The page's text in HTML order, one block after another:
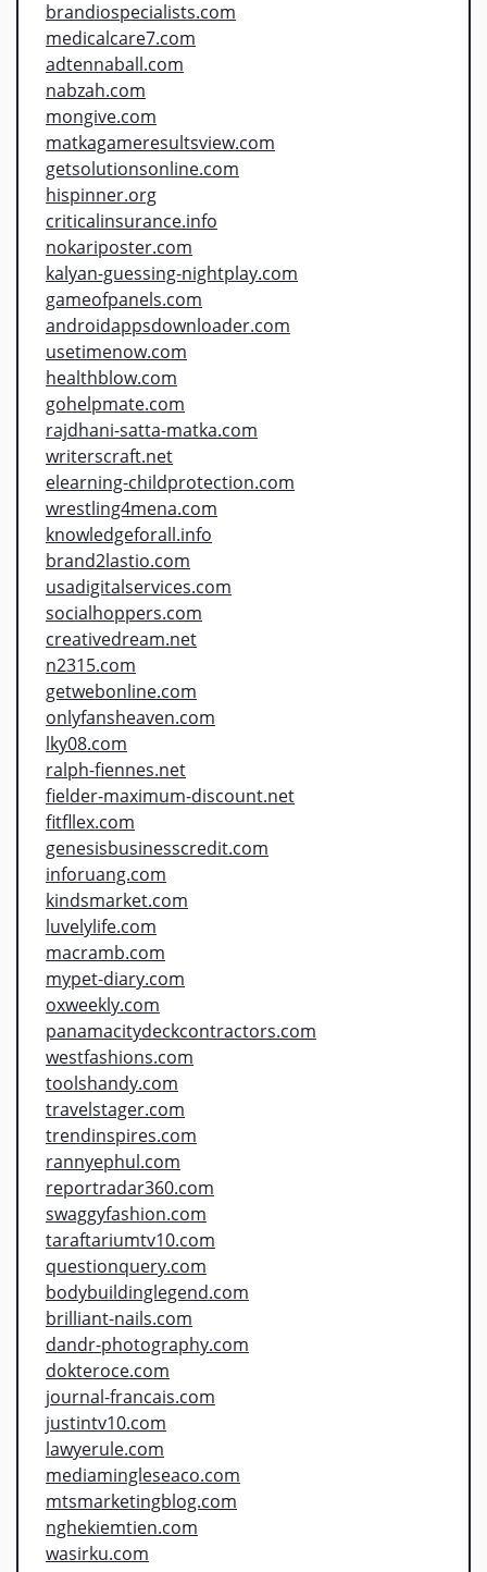
brandiospecialists.com
medicalcare7.com
adtennaball.com
nabzah.com
mongive.com
matkagameresultsview.com
getsolutionsonline.com
hispinner.org
criticalinsurance.info
nokariposter.com
kalyan-guessing-nightplay.com
gameofpanels.com
androidappsdownloader.com
usetimenow.com
healthblow.com
gohelpmate.com
rajdhani-satta-matka.com
writerscraft.net
elearning-childprotection.com
wrestling4mena.com
knowledgeforall.info
brand2lastio.com
usadigitalservices.com
socialhoppers.com
creativedream.net
n2315.com
getwebonline.com
onlyfansheaven.com
lky08.com
ralph-fiennes.net
fielder-maximum-discount.net
fitfllex.com
genesisbusinesscredit.com
inforuang.com
kindsmarket.com
luvelylife.com
macramb.com
mypet-diary.com
oxweekly.com
panamacitydeckcontractors.com
westfashions.com
toolshandy.com
travelstager.com
trendinspires.com
rannyephul.com
reportradar360.com
swaggyfashion.com
taraftariumtv10.com
questionquery.com
bodybuildinglegend.com
brilliant-nails.com
dandr-photography.com
dokteroce.com
journal-francais.com
justintv10.com
lawyerule.com
mediamingleseaco.com
mtsmarketingblog.com
nghekiemtien.com
wasirku.com